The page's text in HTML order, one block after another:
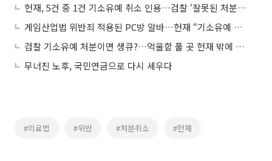
헌재, 5건 중 1건 기소유예 취소 인용…검찰 ‘잘못된 처분’ 왜 이어지나
게임산업법 위반죄 적용된 PC방 알바…헌재 “기소유예 처분 취소하라”
검찰 기소유예 처분이면 생큐?…억울함 풀 곳 헌재 밖에 없었다
무너진 노후, 국민연금으로 다시 세우다
#의료법 #위반 #처분취소 #헌재